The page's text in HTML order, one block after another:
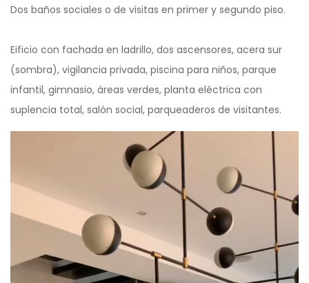
Dos baños sociales o de visitas en primer y segundo piso.
Eificio con fachada en ladrillo, dos ascensores, acera sur
(sombra), vigilancia privada, piscina para niños, parque
infantil, gimnasio, áreas verdes, planta eléctrica con
suplencia total, salón social, parqueaderos de visitantes.